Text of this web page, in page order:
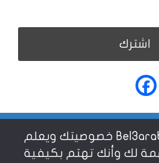
يقدر موقع Bel3arabi.me خصوصيتك ويعلم
لك وأنك تهتم بكيفية